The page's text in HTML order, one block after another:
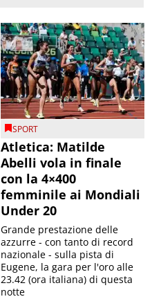
SPORT
Atletica: Matilde
Abelli vola in finale
con la 4×400
femminile ai Mondiali
Under 20
Grande prestazione delle
azzurre - con tanto di record
nazionale - sulla pista di
Eugene, la gara per l'oro alle
23.42 (ora italiana) di questa
notte